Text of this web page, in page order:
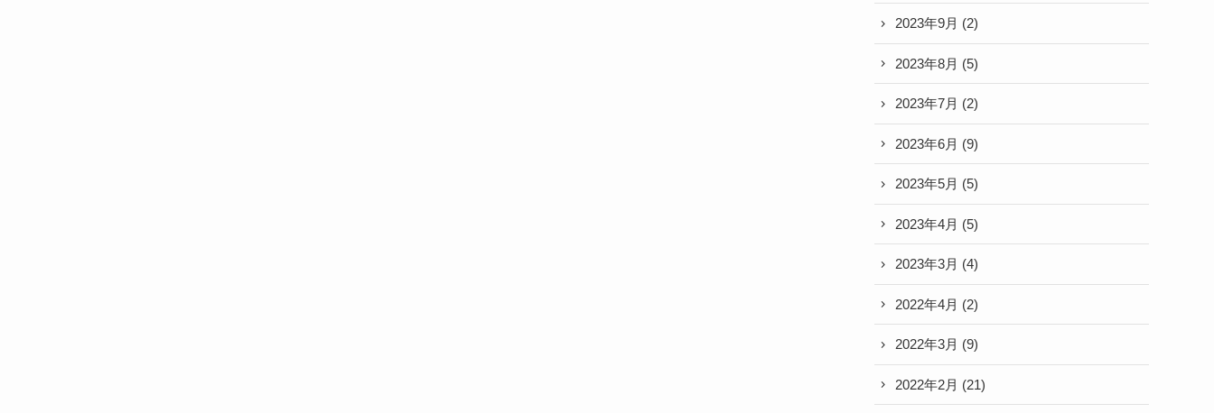
2023年9月 (2)
2023年8月 (5)
2023年7月 (2)
2023年6月 (9)
2023年5月 (5)
2023年4月 (5)
2023年3月 (4)
2022年4月 (2)
2022年3月 (9)
2022年2月 (21)